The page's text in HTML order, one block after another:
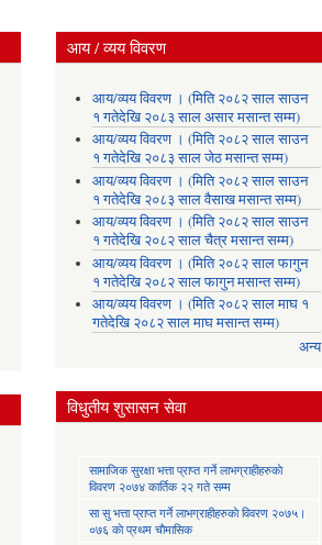
आय / व्यय विवरण
आय/व्यय विवरण । (मिति २०८२ साल साउन
१ गतेदेखि २०८३ साल असार मसान्त सम्म)
आय/व्यय विवरण । (मिति २०८२ साल साउन
१ गतेदेखि २०८३ साल जेठ मसान्त सम्म)
आय/व्यय विवरण । (मिति २०८२ साल साउन
१ गतेदेखि २०८३ साल वैसाख मसान्त सम्म)
आय/व्यय विवरण । (मिति २०८२ साल साउन
१ गतेदेखि २०८२ साल चैत्र मसान्त सम्म)
आय/व्यय विवरण । (मिति २०८२ साल फागुन
१ गतेदेखि २०८२ साल फागुन मसान्त सम्म)
आय/व्यय विवरण । (मिति २०८२ साल माघ १
गतेदेखि २०८२ साल माघ मसान्त सम्म)
अन्य
विधुतीय शुसासन सेवा
सामाजिक सुरक्षा भत्ता प्राप्त गर्ने लाभग्राहीहरुकाे
विवरण २०७४ कार्तिक २२ गते सम्म
सा‍ सु भत्ता प्राप्त गर्ने लाभग्राहीहरुकाे विवरण २०७५।
०७६ काे प्रथम चाैमासिक